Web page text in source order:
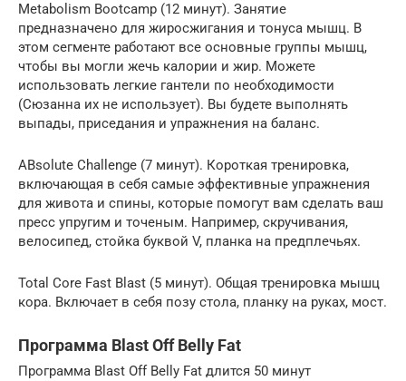
Metabolism Bootcamp (12 минут). Занятие
предназначено для жиросжигания и тонуса мышц. В
этом сегменте работают все основные группы мышц,
чтобы вы могли жечь калории и жир. Можете
использовать легкие гантели по необходимости
(Сюзанна их не использует). Вы будете выполнять
выпады, приседания и упражнения на баланс.
ABsolute Challenge (7 минут). Короткая тренировка,
включающая в себя самые эффективные упражнения
для живота и спины, которые помогут вам сделать ваш
пресс упругим и точеным. Например, скручивания,
велосипед, стойка буквой V, планка на предплечьях.
Total Core Fast Blast (5 минут). Общая тренировка мышц
кора. Включает в себя позу стола, планку на руках, мост.
Программа Blast Off Belly Fat
Программа Blast Off Belly Fat длится 50 минут